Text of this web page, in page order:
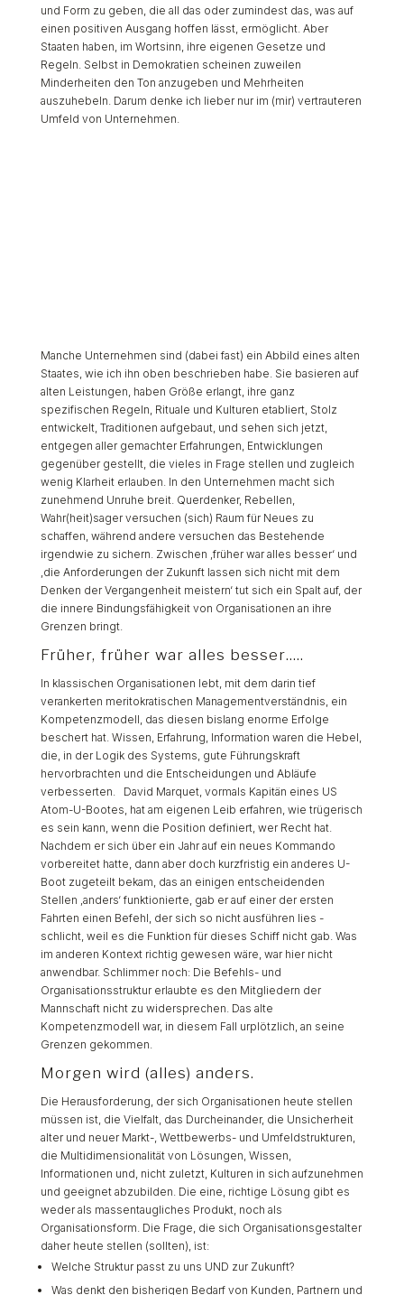
und Form zu geben, die all das oder zumindest das, was auf
einen positiven Ausgang hoffen lässt, ermöglicht. Aber
Staaten haben, im Wortsinn, ihre eigenen Gesetze und
Regeln. Selbst in Demokratien scheinen zuweilen
Minderheiten den Ton anzugeben und Mehrheiten
auszuhebeln. Darum denke ich lieber nur im (mir) vertrauteren
Umfeld von Unternehmen.
Manche Unternehmen sind (dabei fast) ein Abbild eines alten
Staates, wie ich ihn oben beschrieben habe. Sie basieren auf
alten Leistungen, haben Größe erlangt, ihre ganz
spezifischen Regeln, Rituale und Kulturen etabliert, Stolz
entwickelt, Traditionen aufgebaut, und sehen sich jetzt,
entgegen aller gemachter Erfahrungen, Entwicklungen
gegenüber gestellt, die vieles in Frage stellen und zugleich
wenig Klarheit erlauben. In den Unternehmen macht sich
zunehmend Unruhe breit. Querdenker, Rebellen,
Wahr(heit)sager versuchen (sich) Raum für Neues zu
schaffen, während andere versuchen das Bestehende
irgendwie zu sichern. Zwischen ‚früher war alles besser‘ und
‚die Anforderungen der Zukunft lassen sich nicht mit dem
Denken der Vergangenheit meistern‘ tut sich ein Spalt auf, der
die innere Bindungsfähigkeit von Organisationen an ihre
Grenzen bringt.
Früher, früher war alles besser…..
In klassischen Organisationen lebt, mit dem darin tief
verankerten meritokratischen Managementverständnis, ein
Kompetenzmodell, das diesen bislang enorme Erfolge
beschert hat. Wissen, Erfahrung, Information waren die Hebel,
die, in der Logik des Systems, gute Führungskraft
hervorbrachten und die Entscheidungen und Abläufe
verbesserten. David Marquet, vormals Kapitän eines US
Atom-U-Bootes, hat am eigenen Leib erfahren, wie trügerisch
es sein kann, wenn die Position definiert, wer Recht hat.
Nachdem er sich über ein Jahr auf ein neues Kommando
vorbereitet hatte, dann aber doch kurzfristig ein anderes U-
Boot zugeteilt bekam, das an einigen entscheidenden
Stellen ‚anders‘ funktionierte, gab er auf einer der ersten
Fahrten einen Befehl, der sich so nicht ausführen lies -
schlicht, weil es die Funktion für dieses Schiff nicht gab. Was
im anderen Kontext richtig gewesen wäre, war hier nicht
anwendbar. Schlimmer noch: Die Befehls- und
Organisationsstruktur erlaubte es den Mitgliedern der
Mannschaft nicht zu widersprechen. Das alte
Kompetenzmodell war, in diesem Fall urplötzlich, an seine
Grenzen gekommen.
Morgen wird (alles) anders.
Die Herausforderung, der sich Organisationen heute stellen
müssen ist, die Vielfalt, das Durcheinander, die Unsicherheit
alter und neuer Markt-, Wettbewerbs- und Umfeldstrukturen,
die Multidimensionalität von Lösungen, Wissen,
Informationen und, nicht zuletzt, Kulturen in sich aufzunehmen
und geeignet abzubilden. Die eine, richtige Lösung gibt es
weder als massentaugliches Produkt, noch als
Organisationsform. Die Frage, die sich Organisationsgestalter
daher heute stellen (sollten), ist:
Welche Struktur passt zu uns UND zur Zukunft?
Was denkt den bisherigen Bedarf von Kunden, Partnern und